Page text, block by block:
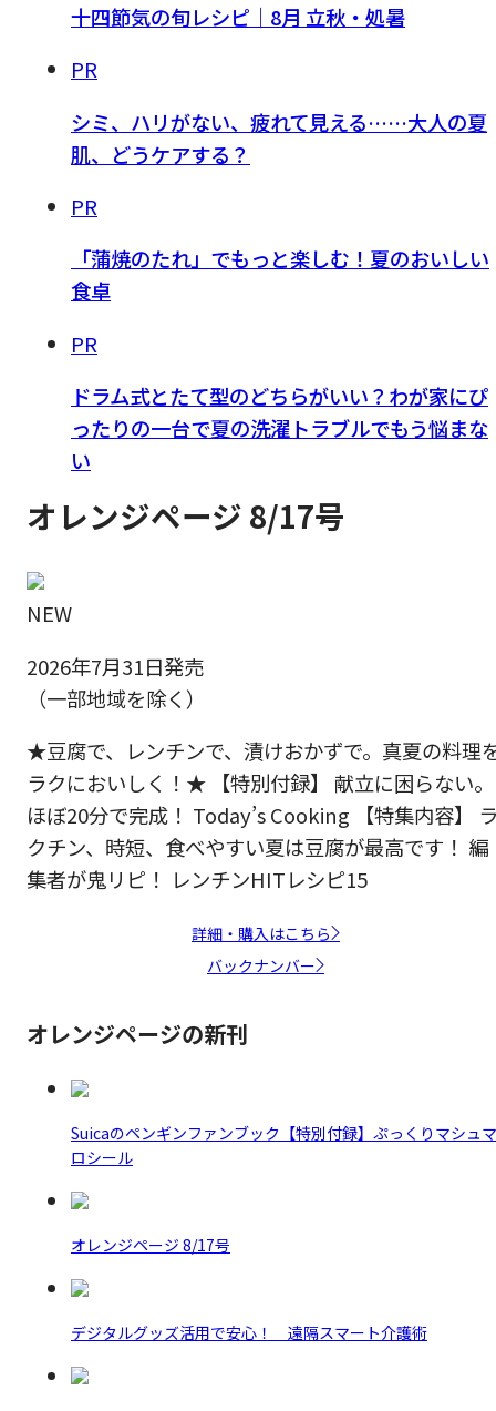
十四節気の旬レシピ｜8月 立秋・処暑
PR
シミ、ハリがない、疲れて見える……大人の夏
肌、どうケアする？
PR
「蒲焼のたれ」でもっと楽しむ！夏のおいしい
食卓
PR
ドラム式とたて型のどちらがいい？わが家にぴ
ったりの一台で夏の洗濯トラブルでもう悩まな
い
オレンジページ 8/17号
NEW
2026年7月31日発売
（一部地域を除く）
★豆腐で、レンチンで、漬けおかずで。真夏の料理
ラクにおいしく！★ 【特別付録】 献立に困らない。
ほぼ20分で完成！ Today’s Cooking 【特集内容】
クチン、時短、食べやすい夏は豆腐が最高です！ 編
集者が鬼リピ！ レンチンHITレシピ15
詳細・購入はこちら
バックナンバー
オレンジページの新刊
Suicaのペンギンファンブック【特別付録】ぷっくりマシュマ
ロシール
オレンジページ 8/17号
デジタルグッズ活用で安心！ 遠隔スマート介護術